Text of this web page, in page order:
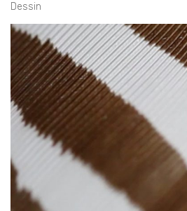
Dessin